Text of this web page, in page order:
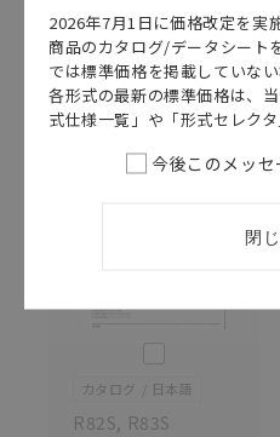
ン事例は参考用ですので
置の機能や安全性をご確
商品に接続される推奨機器
のもそのまま記載してい
ている可能性があります
記載されているサービス
があります。改めて当サ
え、ご用命下さいますよ
日本語
カタログ 日本語
R82S, R83S
2026年7月1日に価格改定を実
商品のカタログ/データシート
では標準価格を掲載していない
各形式の最新の標準価格は、
式仕様一覧」や「形式セレク
今後このメッ
閉